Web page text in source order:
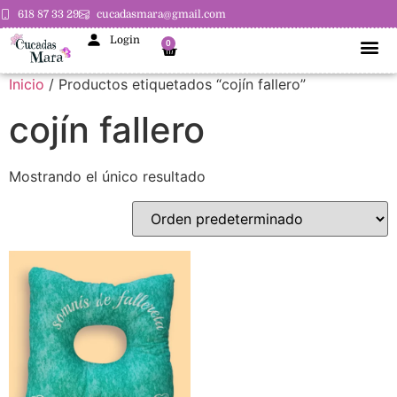
618 87 33 29 cucadasmara@gmail.com
Login 0
Inicio / Productos etiquetados “cojín fallero”
cojín fallero
Mostrando el único resultado